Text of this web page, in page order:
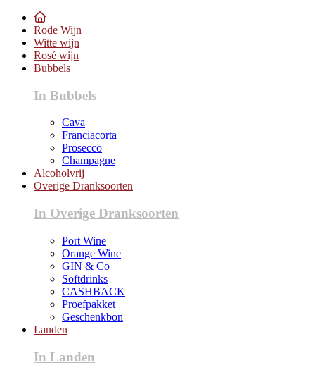
Rode Wijn
Witte wijn
Rosé wijn
Bubbels
In Bubbels
Cava
Franciacorta
Prosecco
Champagne
Alcoholvrij
Overige Dranksoorten
In Overige Dranksoorten
Port Wine
Orange Wine
GIN & Co
Softdrinks
CASHBACK
Proefpakket
Geschenkbon
Landen
In Landen